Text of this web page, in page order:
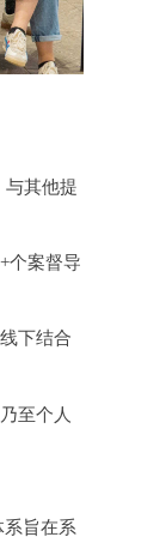
与其他提
个案督导
下结合
至个人
旨在系